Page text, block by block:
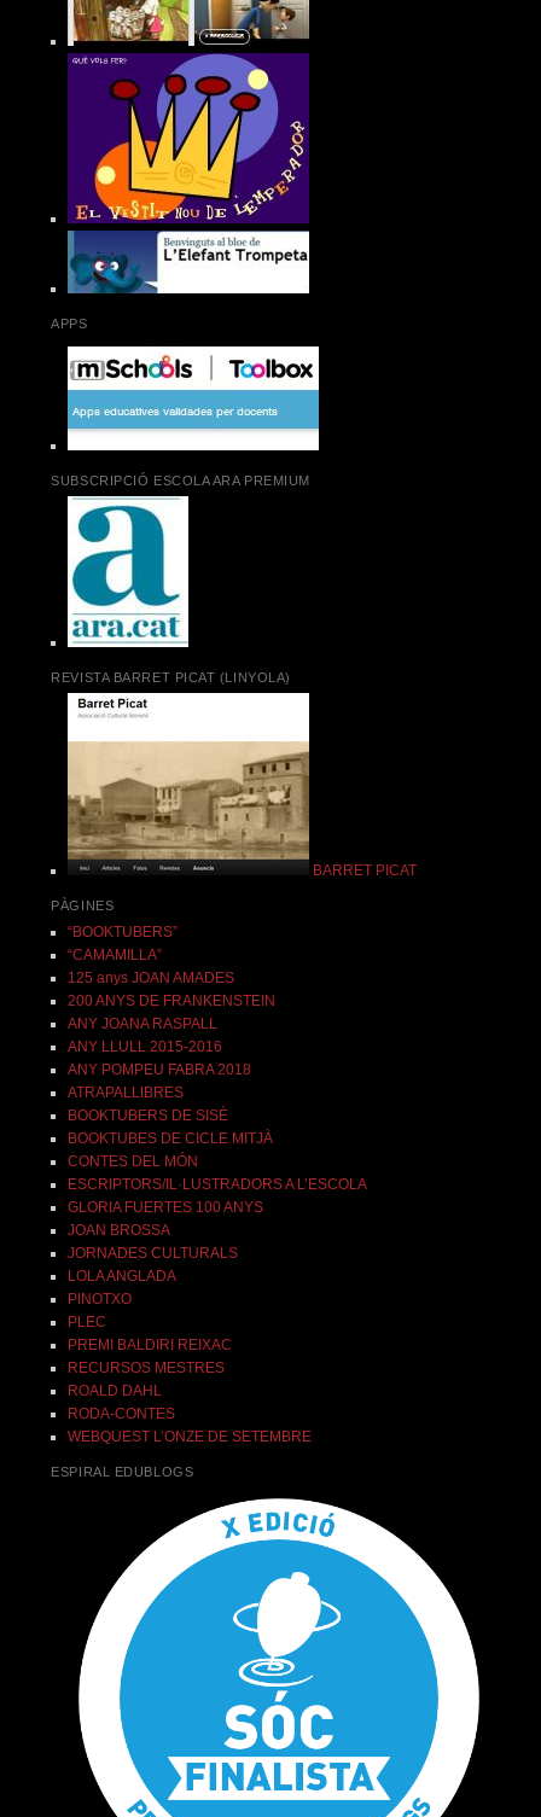
APPS
SUBSCRIPCIÓ ESCOLA ARA PREMIUM
REVISTA BARRET PICAT (LINYOLA)
BARRET PICAT
PÀGINES
“BOOKTUBERS”
“CAMAMILLA”
125 anys JOAN AMADES
200 ANYS DE FRANKENSTEIN
ANY JOANA RASPALL
ANY LLULL 2015-2016
ANY POMPEU FABRA 2018
ATRAPALLIBRES
BOOKTUBERS DE SISÈ
BOOKTUBES DE CICLE MITJÀ
CONTES DEL MÓN
ESCRIPTORS/IL·LUSTRADORS A L’ESCOLA
GLORIA FUERTES 100 ANYS
JOAN BROSSA
JORNADES CULTURALS
LOLA ANGLADA
PINOTXO
PLEC
PREMI BALDIRI REIXAC
RECURSOS MESTRES
ROALD DAHL
RODA-CONTES
WEBQUEST L’ONZE DE SETEMBRE
ESPIRAL EDUBLOGS